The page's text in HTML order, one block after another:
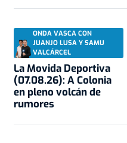
ONDA VASCA CON
JUANJO LUSA Y SAMU
VALCÁRCEL
La Movida Deportiva
(07.08.26): A Colonia
en pleno volcán de
rumores